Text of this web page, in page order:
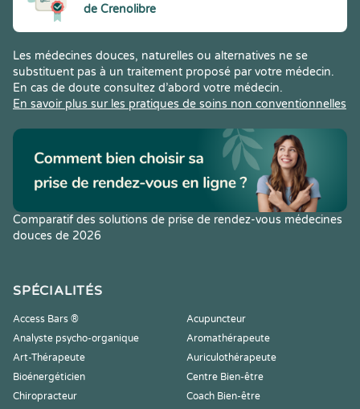
de Crenolibre
Les médecines douces, naturelles ou alternatives ne se
substituent pas à un traitement proposé par votre médecin.
En cas de doute consultez d’abord votre médecin.
En savoir plus sur les pratiques de soins non conventionnelles
Comparatif des solutions de prise de rendez-vous médecines
douces de 2026
SPÉCIALITÉS
Access Bars ®
Acupuncteur
Analyste psycho-organique
Aromathérapeute
Art-Thérapeute
Auriculothérapeute
Bioénergéticien
Centre Bien-être
Chiropracteur
Coach Bien-être